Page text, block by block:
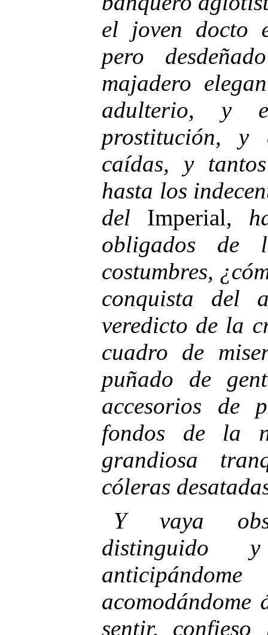
el joven docto
pero
majadero
adulterio, y
prostitución,
caídas, y
hasta los
del Imperial,
obligados de
costumbres,
conquista del
veredicto de la
cuadro de
puñado de
accesorios de
fondos de la
grandiosa
cóleras
Y vaya
distinguido
sentir, confieso